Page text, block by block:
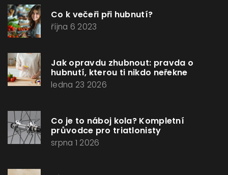
Co k večeři při hubnutí?
října 6 2023
Jak opravdu zhubnout: pravda o
hubnutí, kterou ti nikdo neřekne
ledna 23 2026
Co je to náboj kola? Kompletní
průvodce pro triatlonisty
srpna 1 2026